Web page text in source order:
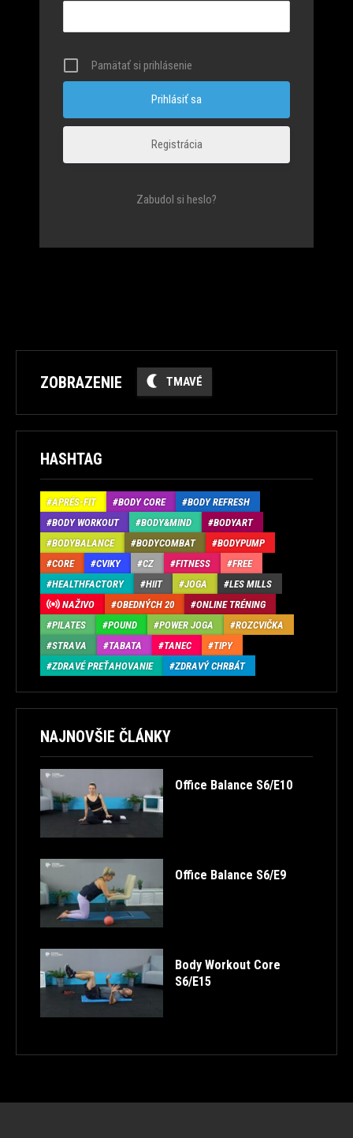
Pamätať si prihlásenie
Registrácia
Zabudol si heslo?
ZOBRAZENIE TMAVÉ
HASHTAG
APRÉS-FIT BODY CORE
BODY REFRESH
BODY WORKOUT
BODY&MIND
BODYART
BODYBALANCE
BODYCOMBAT
BODYPUMP
CORE
CVIKY CZ FITNESS
FREE
HEALTHFACTORY
HIIT JOGA
LES MILLS
NAŽIVO
OBEDNÝCH 20
ONLINE TRÉNING
PILATES
POUND POWER JOGA
ROZCVIČKA
STRAVA
TABATA TANEC
TIPY
ZDRAVÉ PREŤAHOVANIE
ZDRAVÝ CHRBÁT
NAJNOVŠIE ČLÁNKY
Office Balance S6/E10
Office Balance S6/E9
Body Workout Core
S6/E15